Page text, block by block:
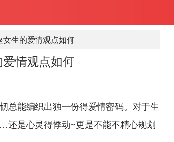
女生的爱情观点如何
情观点如何
总能编织出独一份得爱情密码。对于生
还是心灵得悸动~更是不能不精心规划